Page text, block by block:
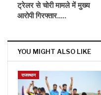
ट्रेलर से चोरी मामले में मुख्य
आरोपी गिरफ्तार…..
YOU MIGHT ALSO LIKE
राजस्थान